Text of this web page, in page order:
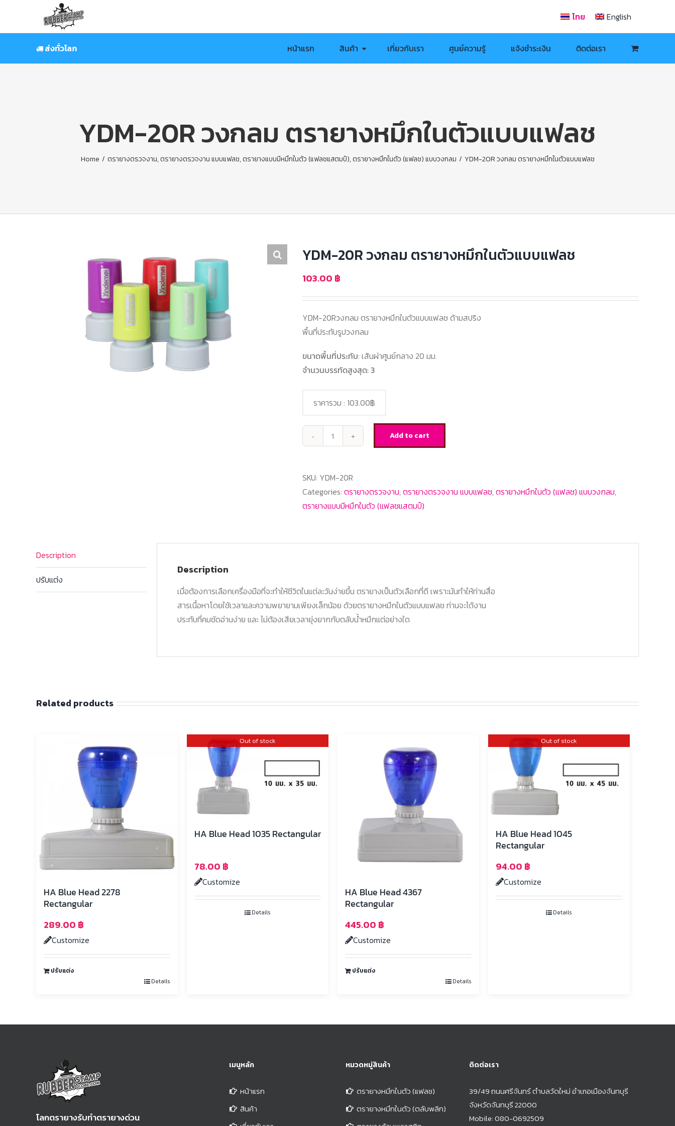
content
ไทย English
ส่งทั่วโลก หน้าแรก สินค้า เกี่ยวกับเรา ศูนย์ความรู้ แจ้งชำระเงิน ติดต่อเรา
YDM-20R วงกลม ตรายางหมึกในตัวแบบแฟลช
Home / ตรายางตรวจงาน,ตรายางตรวจงาน แบบแฟลช,ตรายางแบบมีหมึกในตัว (แฟลชแสตมป์),ตรายางหมึกในตัว (แฟลช) แบบวงกลม / YDM-20R วงกลม ตรายางหมึกในตัวแบบแฟลช
YDM-20R วงกลม ตรายางหมึกในตัวแบบแฟลช
103.00 ฿
YDM-20Rวงกลม ตรายางหมึกในตัวแบบแฟลช ด้ามสปริง
พื้นที่ประทับรูปวงกลม
ขนาดพื้นที่ประทับ: เส้นผ่าศูนย์กลาง 20 มม.
จำนวนบรรทัดสูงสุด: 3
YDM-
ตรายาง
หมึก
ใน
แบบ
Add to cart
ราคารวม : 103.00฿
SKU: YDM-20R
Categories: ตรายางตรวจงาน,ตรายางตรวจงาน แบบแฟลช,ตรายางหมึกในตัว (แฟลช) แบบวงกลม,
ตรายางแบบมีหมึกในตัว (แฟลชแสตมป์)
Description
ปรับแต่ง
Description
เมื่อต้องการเลือกเครื่องมือที่จะทำให้ชีวิตในแต่ละวันง่ายขึ้น ตรายางเป็นตัวเลือกที่ดี เพราะมันทำให้ท่านสื่อ
สารเนื้อหาโดยใช้เวลาและความพยายามเพียงเล็กน้อย ด้วยตรายางหมึกในตัวแบบแฟลช ท่านจะได้งาน
ประทับที่คมชัดอ่านง่าย และ ไม่ต้องเสียเวลายุ่งยากกับตลับน้ำหมึกแต่อย่างใด
Related products
HA Blue Head 2278
Rectangular
289.00 ฿
Customize
ปรับแต่ง
Details
Out of stock
HA Blue Head 1035 Rectangular
78.00 ฿
Customize
Details
HA Blue Head 4367
Rectangular
445.00 ฿
Customize
ปรับแต่ง
Details
Out of stock
HA Blue Head 1045
Rectangular
94.00 ฿
Customize
Details
โลกตรายางรับทำตรายางด่วน
เมนูหลัก
หน้าแรก
สินค้า
หมวดหมู่สินค้า
ตรายางหมึกในตัว (แฟลช)
ตรายางหมึกในตัว (ตลับพลิก)
ติดต่อเรา
39/49 ถนนศรีจันทร์ ตำบลวัดใหม่ อำเภอเมืองจันทบุรี
จังหวัดจันทบุรี 22000
Mobile:080-0692509